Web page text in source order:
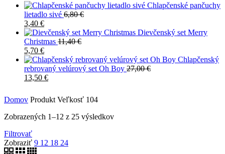
Chlapčenské pančuchy
lietadlo sivé 6,80€
3,40 €
Dievčenský set Merry
Christmas 11,40€
5,70 €
Chlapčenský
rebrovaný velúrový set Oh Boy 27,00€
13,50 €
Domov Produkt Veľkosť 104
Zobrazených 1–12 z 25 výsledkov
Filtrovať
Zobraziť 9 12 18 24